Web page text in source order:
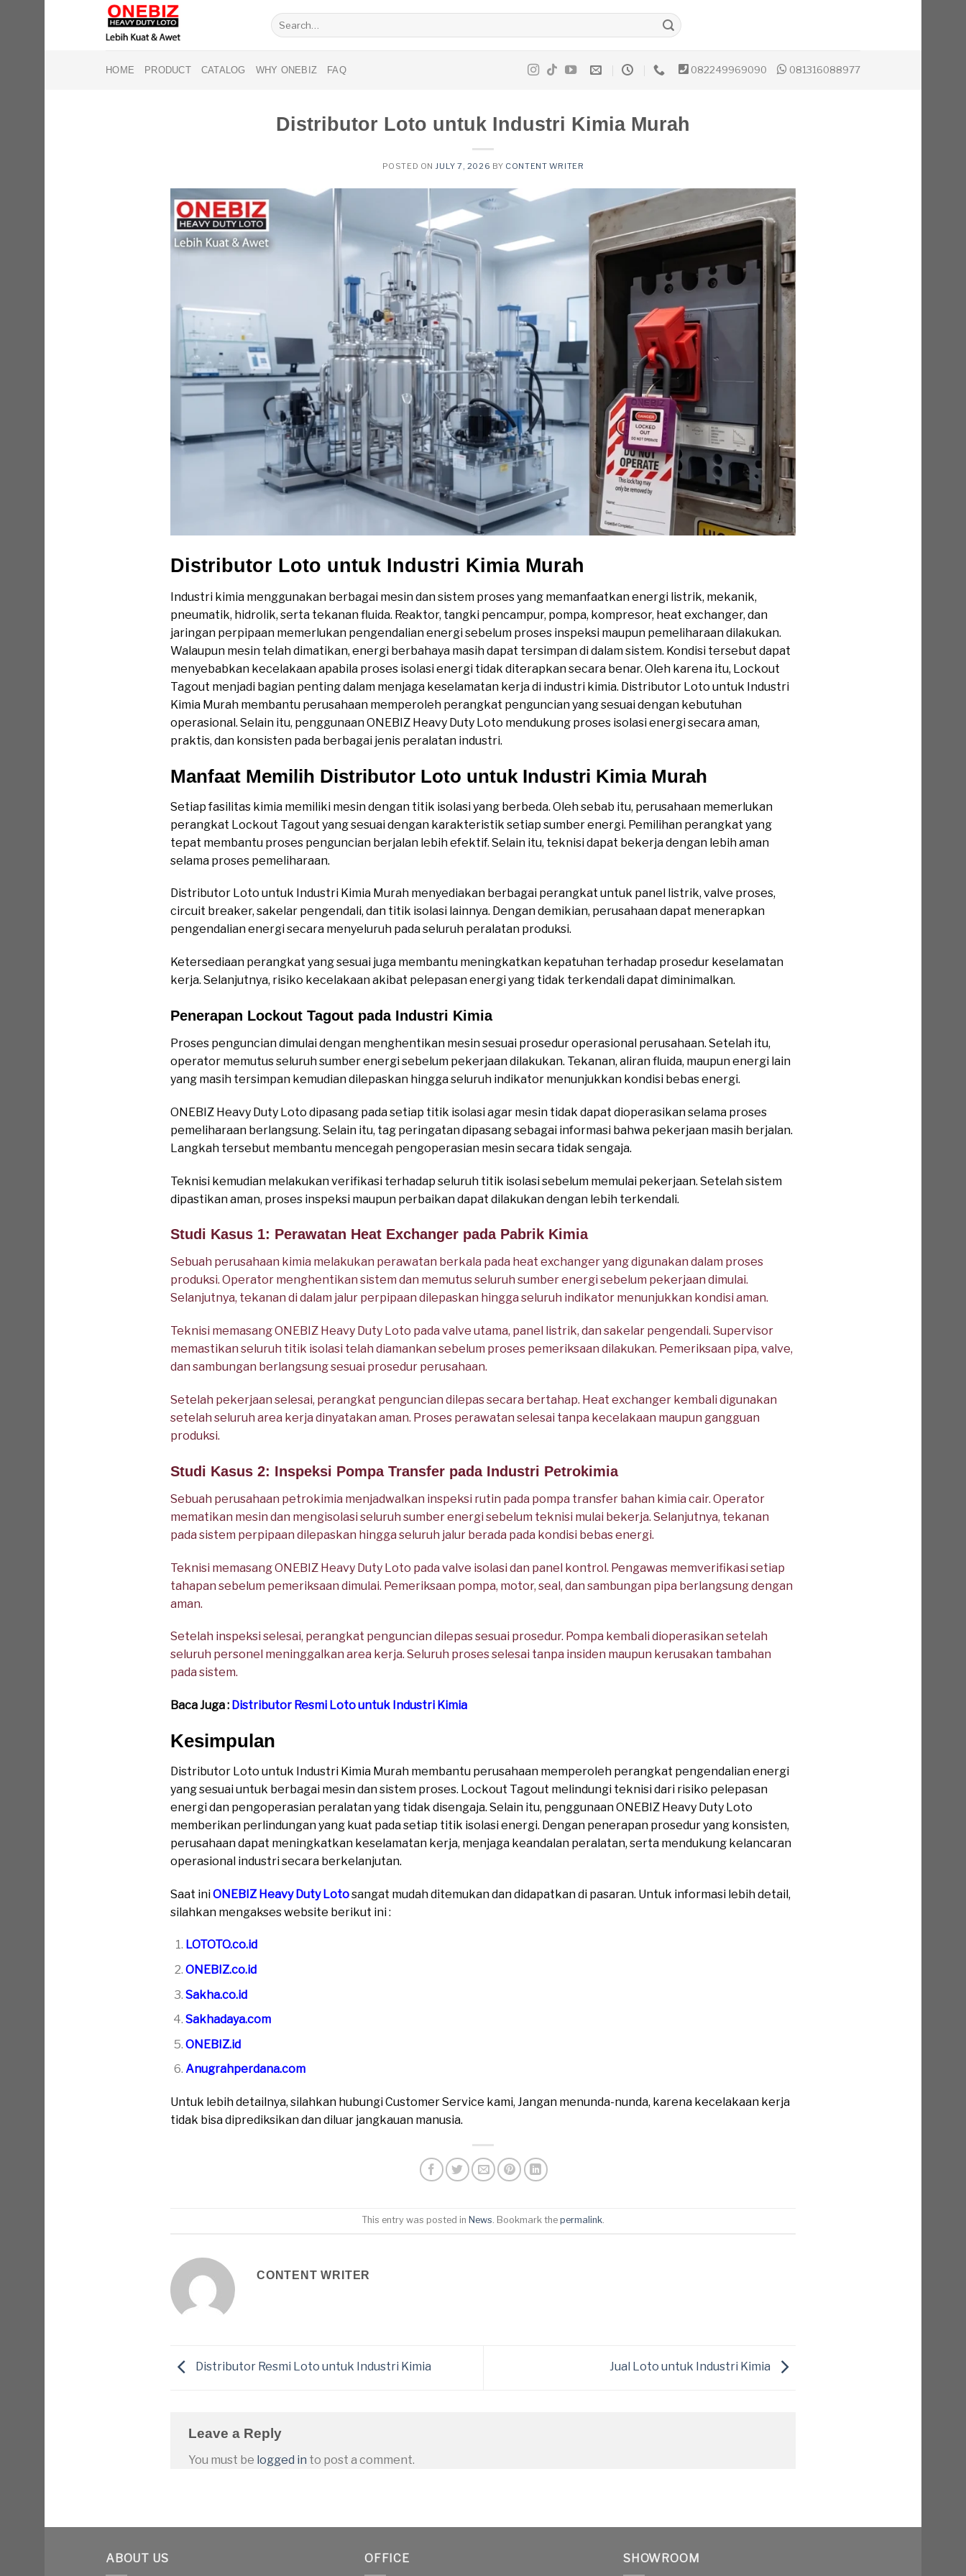
Search
for:
HOME PRODUCT CATALOG WHY ONEBIZ FAQ 082249969090 081316088977
Distributor Loto untuk Industri Kimia Murah
POSTED ON JULY 7, 2026 BY CONTENT WRITER
Distributor Loto untuk Industri Kimia Murah
Industri kimia menggunakan berbagai mesin dan sistem proses yang memanfaatkan energi listrik, mekanik,
pneumatik, hidrolik, serta tekanan fluida. Reaktor, tangki pencampur, pompa, kompresor, heat exchanger, dan
jaringan perpipaan memerlukan pengendalian energi sebelum proses inspeksi maupun pemeliharaan dilakukan.
Walaupun mesin telah dimatikan, energi berbahaya masih dapat tersimpan di dalam sistem. Kondisi tersebut dapat
menyebabkan kecelakaan apabila proses isolasi energi tidak diterapkan secara benar. Oleh karena itu, Lockout
Tagout menjadi bagian penting dalam menjaga keselamatan kerja di industri kimia. Distributor Loto untuk Industri
Kimia Murah membantu perusahaan memperoleh perangkat penguncian yang sesuai dengan kebutuhan
operasional. Selain itu, penggunaan ONEBIZ Heavy Duty Loto mendukung proses isolasi energi secara aman,
praktis, dan konsisten pada berbagai jenis peralatan industri.
Manfaat Memilih Distributor Loto untuk Industri Kimia Murah
Setiap fasilitas kimia memiliki mesin dengan titik isolasi yang berbeda. Oleh sebab itu, perusahaan memerlukan
perangkat Lockout Tagout yang sesuai dengan karakteristik setiap sumber energi. Pemilihan perangkat yang
tepat membantu proses penguncian berjalan lebih efektif. Selain itu, teknisi dapat bekerja dengan lebih aman
selama proses pemeliharaan.
Distributor Loto untuk Industri Kimia Murah menyediakan berbagai perangkat untuk panel listrik, valve proses,
circuit breaker, sakelar pengendali, dan titik isolasi lainnya. Dengan demikian, perusahaan dapat menerapkan
pengendalian energi secara menyeluruh pada seluruh peralatan produksi.
Ketersediaan perangkat yang sesuai juga membantu meningkatkan kepatuhan terhadap prosedur keselamatan
kerja. Selanjutnya, risiko kecelakaan akibat pelepasan energi yang tidak terkendali dapat diminimalkan.
Penerapan Lockout Tagout pada Industri Kimia
Proses penguncian dimulai dengan menghentikan mesin sesuai prosedur operasional perusahaan. Setelah itu,
operator memutus seluruh sumber energi sebelum pekerjaan dilakukan. Tekanan, aliran fluida, maupun energi lain
yang masih tersimpan kemudian dilepaskan hingga seluruh indikator menunjukkan kondisi bebas energi.
ONEBIZ Heavy Duty Loto dipasang pada setiap titik isolasi agar mesin tidak dapat dioperasikan selama proses
pemeliharaan berlangsung. Selain itu, tag peringatan dipasang sebagai informasi bahwa pekerjaan masih berjalan.
Langkah tersebut membantu mencegah pengoperasian mesin secara tidak sengaja.
Teknisi kemudian melakukan verifikasi terhadap seluruh titik isolasi sebelum memulai pekerjaan. Setelah sistem
dipastikan aman, proses inspeksi maupun perbaikan dapat dilakukan dengan lebih terkendali.
Studi Kasus 1: Perawatan Heat Exchanger pada Pabrik Kimia
Sebuah perusahaan kimia melakukan perawatan berkala pada heat exchanger yang digunakan dalam proses
produksi. Operator menghentikan sistem dan memutus seluruh sumber energi sebelum pekerjaan dimulai.
Selanjutnya, tekanan di dalam jalur perpipaan dilepaskan hingga seluruh indikator menunjukkan kondisi aman.
Teknisi memasang ONEBIZ Heavy Duty Loto pada valve utama, panel listrik, dan sakelar pengendali. Supervisor
memastikan seluruh titik isolasi telah diamankan sebelum proses pemeriksaan dilakukan. Pemeriksaan pipa, valve,
dan sambungan berlangsung sesuai prosedur perusahaan.
Setelah pekerjaan selesai, perangkat penguncian dilepas secara bertahap. Heat exchanger kembali digunakan
setelah seluruh area kerja dinyatakan aman. Proses perawatan selesai tanpa kecelakaan maupun gangguan
produksi.
Studi Kasus 2: Inspeksi Pompa Transfer pada Industri Petrokimia
Sebuah perusahaan petrokimia menjadwalkan inspeksi rutin pada pompa transfer bahan kimia cair. Operator
mematikan mesin dan mengisolasi seluruh sumber energi sebelum teknisi mulai bekerja. Selanjutnya, tekanan
pada sistem perpipaan dilepaskan hingga seluruh jalur berada pada kondisi bebas energi.
Teknisi memasang ONEBIZ Heavy Duty Loto pada valve isolasi dan panel kontrol. Pengawas memverifikasi setiap
tahapan sebelum pemeriksaan dimulai. Pemeriksaan pompa, motor, seal, dan sambungan pipa berlangsung dengan
aman.
Setelah inspeksi selesai, perangkat penguncian dilepas sesuai prosedur. Pompa kembali dioperasikan setelah
seluruh personel meninggalkan area kerja. Seluruh proses selesai tanpa insiden maupun kerusakan tambahan
pada sistem.
Baca Juga : Distributor Resmi Loto untuk Industri Kimia
Kesimpulan
Distributor Loto untuk Industri Kimia Murah membantu perusahaan memperoleh perangkat pengendalian energi
yang sesuai untuk berbagai mesin dan sistem proses. Lockout Tagout melindungi teknisi dari risiko pelepasan
energi dan pengoperasian peralatan yang tidak disengaja. Selain itu, penggunaan ONEBIZ Heavy Duty Loto
memberikan perlindungan yang kuat pada setiap titik isolasi energi. Dengan penerapan prosedur yang konsisten,
perusahaan dapat meningkatkan keselamatan kerja, menjaga keandalan peralatan, serta mendukung kelancaran
operasional industri secara berkelanjutan.
Saat iniONEBIZ Heavy Duty Lotosangat mudah ditemukan dan didapatkan di pasaran. Untuk informasi lebih detail,
silahkan mengakses website berikut ini :
LOTOTO.co.id
ONEBIZ.co.id
Sakha.co.id
Sakhadaya.com
ONEBIZ.id
Anugrahperdana.com
Untuk lebih detailnya, silahkan hubungi Customer Service kami, Jangan menunda-nunda, karena kecelakaan kerja
tidak bisa diprediksikan dan diluar jangkauan manusia.
This entry was posted in News. Bookmark the permalink.
CONTENT WRITER
Distributor Resmi Loto untuk Industri Kimia Jual Loto untuk Industri Kimia
Leave a Reply
You must be logged in to post a comment.
ABOUT US OFFICE SHOWROOM